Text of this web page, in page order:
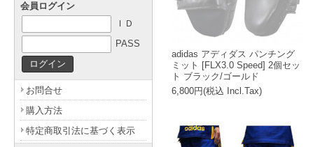
adidas アディダス パンチング
ミット [FLX3.0 Speed] 2個セッ
ト ブラック/ゴールド
6,800円(税込 Incl.Tax)
会員ログイン
ＩＤ
PASS
お問合せ
購入方法
特定商取引法に基づく表示